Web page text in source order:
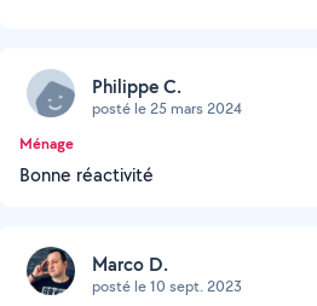
Philippe C.
posté le 25 mars 2024
Ménage
Bonne réactivité
Marco D.
posté le 10 sept. 2023